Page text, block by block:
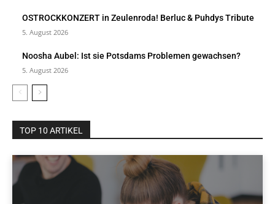
OSTROCKKONZERT in Zeulenroda! Berluc & Puhdys Tribute
5. August 2026
Noosha Aubel: Ist sie Potsdams Problemen gewachsen?
5. August 2026
TOP 10 ARTIKEL